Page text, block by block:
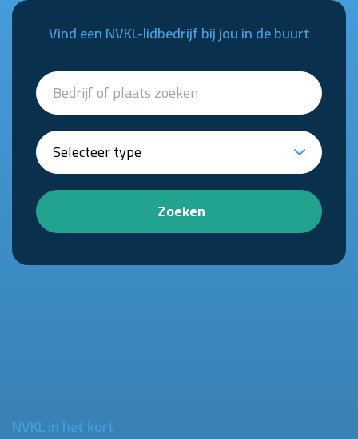
Vind een NVKL-lidbedrijf bij jou in de buurt
Zoeken
NVKL in het kort